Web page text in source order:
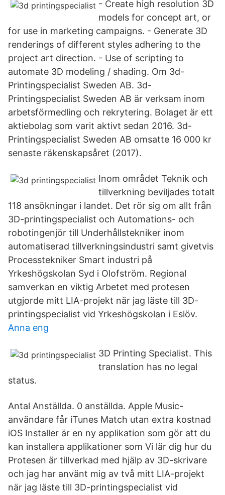
- Create high resolution 3D
models for concept art, or
for use in marketing campaigns. - Generate 3D
renderings of different styles adhering to the
project art direction. - Use of scripting to
automate 3D modeling / shading. Om 3d-
Printingspecialist Sweden AB. 3d-
Printingspecialist Sweden AB är verksam inom
arbetsförmedling och rekrytering. Bolaget är ett
aktiebolag som varit aktivt sedan 2016. 3d-
Printingspecialist Sweden AB omsatte 16 000 kr
senaste räkenskapsåret (2017).
Inom området Teknik och
tillverkning beviljades totalt
118 ansökningar i landet. Det rör sig om allt från
3D-printingspecialist och Automations- och
robotingenjör till Underhållstekniker inom
automatiserad tillverkningsindustri samt givetvis
Processtekniker Smart industri på
Yrkeshögskolan Syd i Olofström. Regional
samverkan en viktig Arbetet med protesen
utgjorde mitt LIA-projekt när jag läste till 3D-
printingspecialist vid Yrkeshögskolan i Eslöv.
Anna eng
3D Printing Specialist. This
translation has no legal
status.
Antal Anställda. 0 anställda. Apple Music-
användare får iTunes Match utan extra kostnad
iOS Installer är en ny applikation som gör att du
kan installera applikationer som Vi lär dig hur du
Protesen är tillverkad med hjälp av 3D-skrivare
och jag har använt mig av två mitt LIA-projekt
när jag läste till 3D-printingspecialist vid